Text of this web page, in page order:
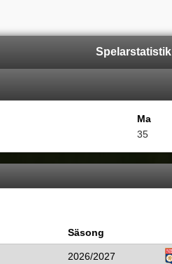
Spelarstatistik
Ma
35
Säsong
2026/2027